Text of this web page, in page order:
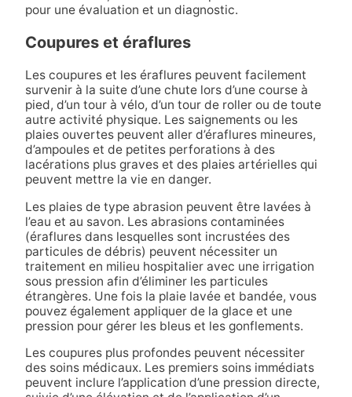
pour une évaluation et un diagnostic.
Coupures et éraflures
Les coupures et les éraflures peuvent facilement
survenir à la suite d’une chute lors d’une course à
pied, d’un tour à vélo, d’un tour de roller ou de toute
autre activité physique. Les saignements ou les
plaies ouvertes peuvent aller d’éraflures mineures,
d’ampoules et de petites perforations à des
lacérations plus graves et des plaies artérielles qui
peuvent mettre la vie en danger.
Les plaies de type abrasion peuvent être lavées à
l’eau et au savon. Les abrasions contaminées
(éraflures dans lesquelles sont incrustées des
particules de débris) peuvent nécessiter un
traitement en milieu hospitalier avec une irrigation
sous pression afin d’éliminer les particules
étrangères. Une fois la plaie lavée et bandée, vous
pouvez également appliquer de la glace et une
pression pour gérer les bleus et les gonflements.
Les coupures plus profondes peuvent nécessiter
des soins médicaux. Les premiers soins immédiats
peuvent inclure l’application d’une pression directe,